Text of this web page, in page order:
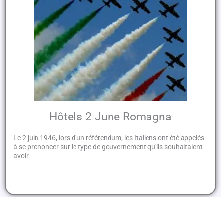
Hôtels 2 June Romagna
Le 2 juin 1946, lors d'un référendum, les Italiens ont été appelés
à se prononcer sur le type de gouvernement qu'ils souhaitaient
avoir